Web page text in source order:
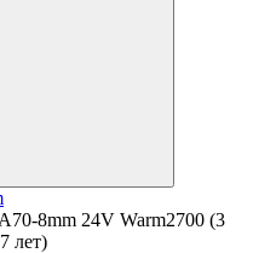
8mm 24V Warm2700 (3
лет)